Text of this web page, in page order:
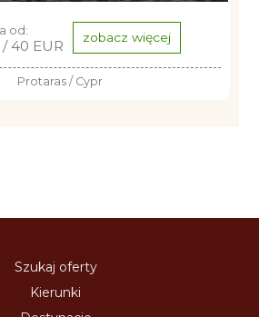
od:
/ 40 EUR zobacz więcej
Protaras / Cypr
Szukaj oferty
Kierunki